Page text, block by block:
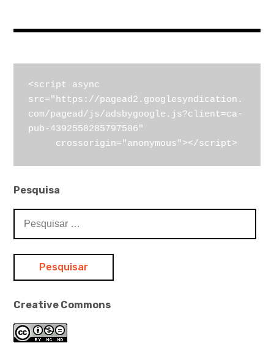
<script async
src="https://pagead2.googlesyndication.
com/pagead/js/adsbygoogle.js?client=ca-
pub-4392558285797506"
     crossorigin="anonymous"></script>
Pesquisa
por:
Creative Commons